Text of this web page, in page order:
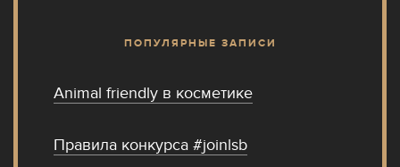
ПОПУЛЯРНЫЕ ЗАПИСИ
Animal friendly в косметике
Правила конкурса #joinlsb